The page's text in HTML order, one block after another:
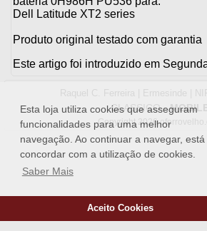
Esta loja utiliza cookies que asseguram
funcionalidades para uma melhor
navegação. Ao continuar a navegar, está
concordar com a utilização de cookies.
Saber Mais
Aceito Cookies
Dell Latitude XT2 series
Produto original testado com garantia
Este artigo foi introduzido em
Raquel C. Ferreira | Ermesinde |
CLASSICO-
Copyright 2026